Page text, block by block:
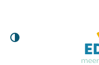
Hoog
Lokaal